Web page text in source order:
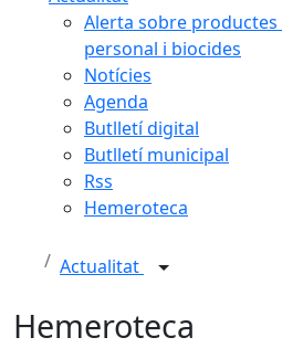
Alerta sobre productes
personal i biocides
Notícies
Agenda
Butlletí digital
Butlletí municipal
Rss
Hemeroteca
Actualitat
Hemeroteca